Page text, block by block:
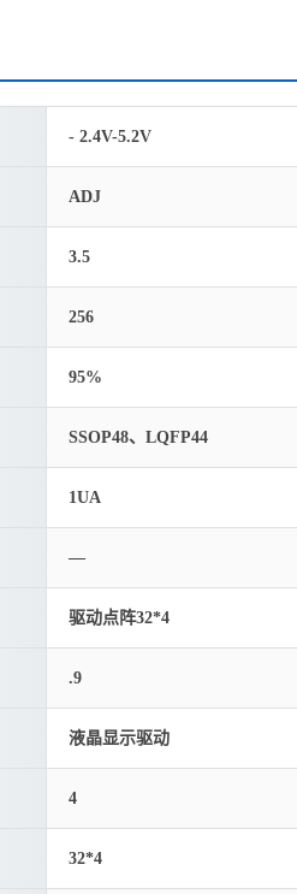
- 2.4V-5.2V
ADJ
3.5
256
95%
SSOP48、LQFP44
1UA
—
驱动点阵32*4
.9
液晶显示驱动
4
32*4